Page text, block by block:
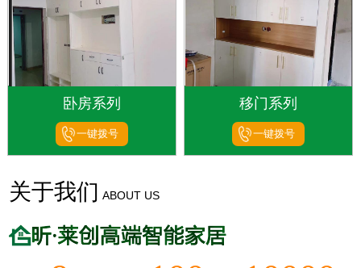
卧房系列
一键拨号
移门系列
一键拨号
关于我们 ABOUT US